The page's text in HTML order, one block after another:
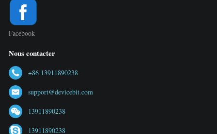
Facebook
Nous contacter
+86 13911890238
support@devicebit.com
13911890238
13911890238